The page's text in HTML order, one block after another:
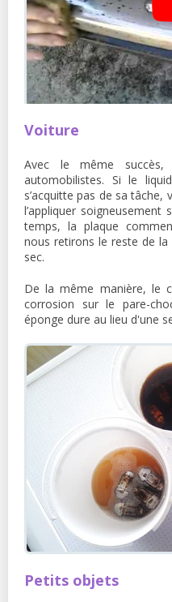
Voiture
Avec le même
automobilistes. Si le
s’acquitte pas de sa
l’appliquer
temps, la plaque
nous retirons le reste de
sec.
De la même manière, le
corrosion sur le pare-
éponge dure au lieu d'une
Petits objets